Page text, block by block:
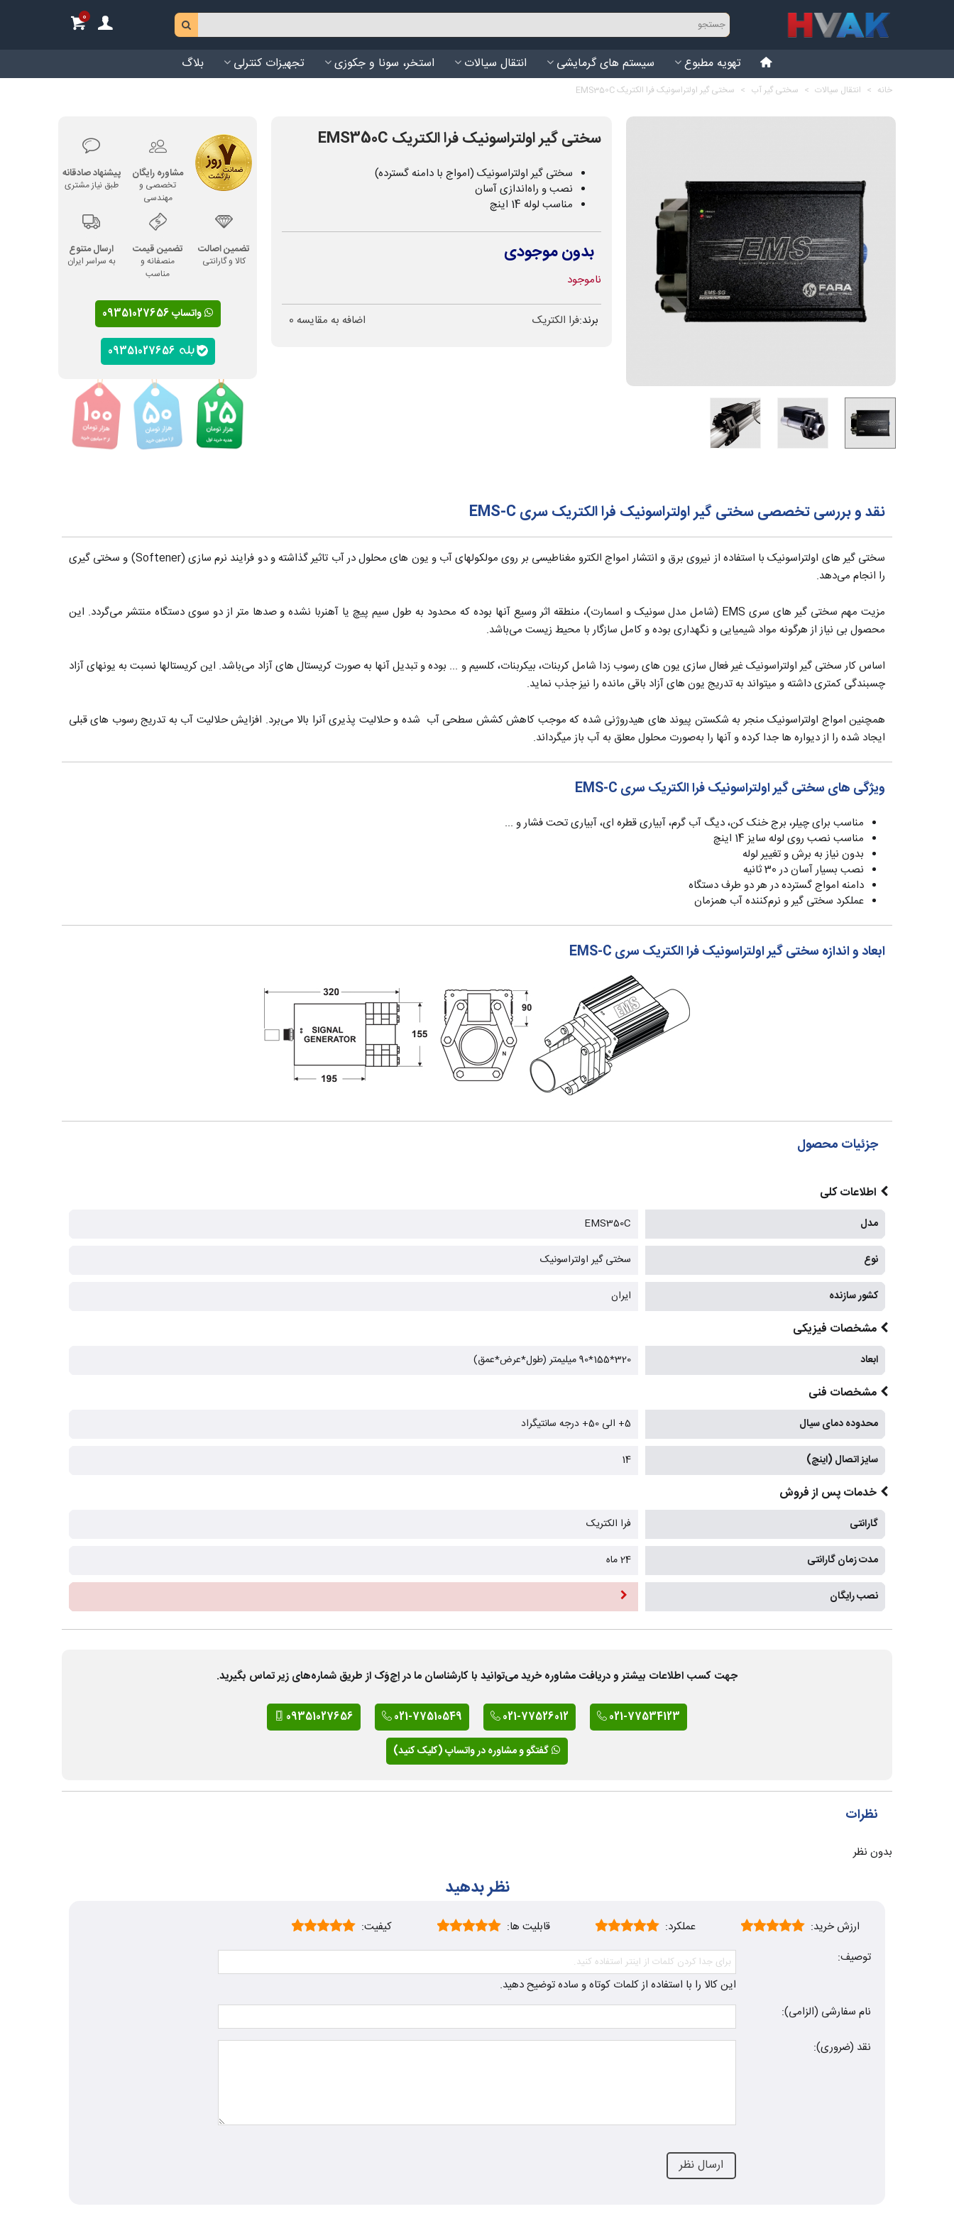
0
تهویه مطبوع سیستم های گرمایشی انتقال سیالات استخر، سونا و جکوزی تجهیزات کنترلی بلاگ
خانه > انتقال سیالات > سختی گیر آب > سختی گیر اولتراسونیک فرا الکتریک EMS350C
سختی گیر اولتراسونیک فرا الکتریک EMS350C
سختی گیر اولتراسونیک (امواج با دامنه گسترده)
نصب و راه‌اندازی آسان
مناسب لوله 14 اینچ
بدون موجودی
ناموجود
برند:فرا الکتریک اضافه به مقایسه 0
مشاوره رایگان
تخصصی و
مهندسی
پیشنهاد صادقانه
طبق نیاز مشتری
تضمین اصالت
کالا و گارانتی
تضمین قیمت
منصفانه و
مناسب
ارسال متنوع
به سراسر ایران
واتساپ 09351027656
نقد و بررسی تخصصی سختی گیر اولتراسونیک فرا الکتریک سری EMS-C
سختی گیر های اولتراسونیک با استفاده از نیروی برق و انتشار امواج الکترو مغناطیسی بر روی مولکولهای آب و یون های محلول در آب تاثیر گذاشته و دو فرایند نرم سازی (Softener) و سختی گیری
را انجام می‌دهد.
مزیت مهم سختی گیر های سری EMS (شامل مدل سونیک و اسمارت)، منطقه اثر وسیع آنها بوده که محدود به طول سیم پیچ یا آهنربا نشده و صدها متر از دو سوی دستگاه منتشر می‌گردد. این
محصول بی نیاز از هرگونه مواد شیمیایی و نگهداری بوده و کامل سازگار با محیط زیست می‌باشد.
اساس کار سختی گیر اولتراسونیک غیر فعال سازی یون های رسوب زدا شامل کربنات، بیکربنات، کلسیم و ... بوده و تبدیل آنها به صورت کریستال های آزاد می‌باشد. این کریستالها نسبت به یونهای آزاد
چسبندگی کمتری داشته و میتواند به تدریج یون های آزاد باقی مانده را نیز جذب نماید.
همچنین امواج اولتراسونیک منجر به شکستن پیوند های هیدروژنی شده که موجب کاهش کشش سطحی آب شده و حلالیت پذیری آنرا بالا می‌برد. افزایش حلالیت آب به تدریج رسوب های قبلی
ایجاد شده را از دیواره ها جدا کرده و آنها را به‌صورت محلول معلق به آب باز میگرداند.
ویژگی های سختی گیر اولتراسونیک فرا الکتریک سری EMS-C
مناسب برای چیلر، برج خنک کن، دیگ آب گرم، آبیاری قطره ای، آبیاری تحت فشار و ...
مناسب نصب روی لوله سایز 14 اینچ
بدون نیاز به برش و تغییر لوله
نصب بسیار آسان در 30 ثانیه
دامنه امواج گسترده در هر دو طرف دستگاه
عملکرد سختی گیر و نرم‌کننده آب همزمان
ابعاد و اندازه سختی گیر اولتراسونیک فرا الکتریک سری EMS-C
جزئیات محصول
اطلاعات کلی
مدل EMS350C
نوع سختی گیر اولتراسونیک
کشور سازنده ایران
مشخصات فیزیکی
ابعاد 320*155*90 میلیمتر (طول*عرض*عمق)
مشخصات فنی
محدوده دمای سیال 5+ الی 50+ درجه سانتیگراد
سایز اتصال (اینچ) 14
خدمات پس از فروش
گارانتی فرا الکتریک
مدت زمان گارانتی 24 ماه
نصب رایگان
جهت کسب اطلاعات بیشتر و دریافت مشاوره خرید می‌توانید با کارشناسان ما در اِچ‌وَک از طریق شماره‌های زیر تماس بگیرید.
021-77534123
021-77526012
021-77510549
09351027656
گفتگو و مشاوره در واتساپ (کلیک کنید)
نظرات
بدون نظر
نظر بدهید
ارزش خرید: عملکرد: قابلیت ها:
کیفیت:
توصیف:
این کالا را با استفاده از کلمات کوتاه و ساده توضیح دهید.
نام سفارشی (الزامی):
نقد (ضروری):